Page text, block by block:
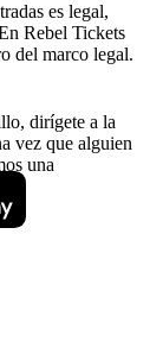
es legal,
Rebel Tickets
del marco legal.
dirígete a la
vez que alguien
una